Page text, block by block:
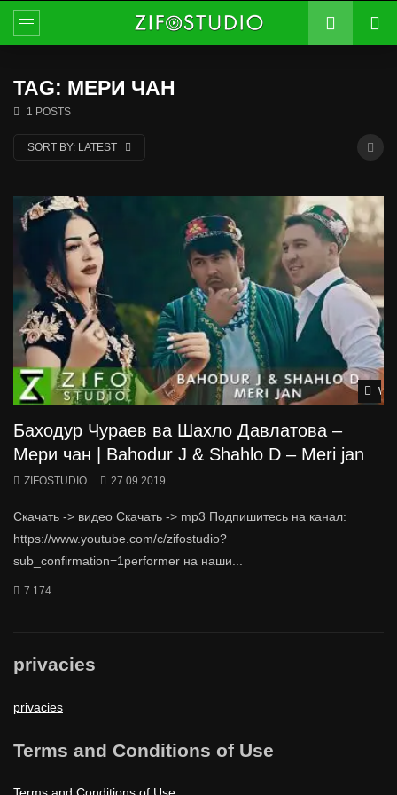
TAG: МЕРИ ЧАН
1 POSTS
SORT BY: LATEST
Баходур Чураев ва Шахло Давлатова –
Мери чан | Bahodur J & Shahlo D – Meri jan
ZIFOSTUDIO 27.09.2019
Скачать -> видео Скачать -> mp3 Подпишитесь на канал:
https://www.youtube.com/c/zifostudio?
sub_confirmation=1performer на наши...
7 174
privacies
privacies
Terms and Conditions of Use